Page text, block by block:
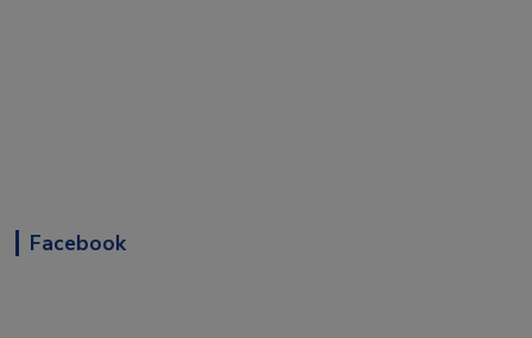
Facebook